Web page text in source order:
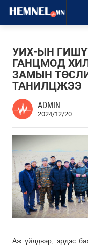
УИХ-ЫН
ГАНЦМОД
ЗАМЫН
ТАНИЛЦЖЭЭ
ADMIN
2024/12/20
Аж үйлдвэр, эрдэс